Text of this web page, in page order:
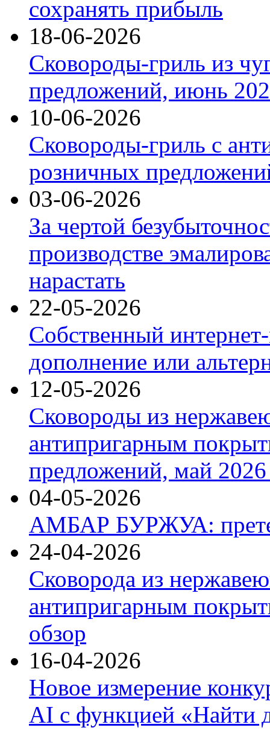
сохранять прибыль
18-06-2026
Сковороды-гриль из
предложений, июнь
10-06-2026
Сковороды-гриль с
розничных
03-06-2026
За чертой
производстве
нарастать
22-05-2026
Собственный
дополнение или
12-05-2026
Сковороды из
антипригарным
предложений, май 2026
04-05-2026
АМБАР БУРЖУА:
24-04-2026
Сковорода из
антипригарным
обзор
16-04-2026
Новое измерение
AI с функцией «Найти